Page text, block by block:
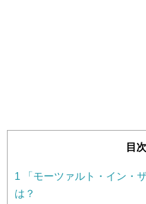
目次
1 「モーツァルト・イン・
は？